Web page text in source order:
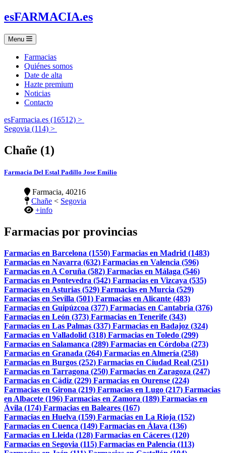
esFARMACIA.es
Menu
Farmacias
Quiénes somos
Date de alta
Hazte premium
Noticias
Contacto
esFarmacia.es (16512) >
Segovia (114) >
Chañe (1)
Farmacia Del Estal Padillo Jose Emilio
Farmacia, 40216
Chañe < Segovia
+info
Farmacias por provincias
Farmacias en Barcelona (1550) Farmacias en Madrid (1483)
Farmacias en Navarra (632) Farmacias en Valencia (596)
Farmacias en A Coruña (582) Farmacias en Málaga (546)
Farmacias en Pontevedra (542) Farmacias en Vizcaya (535)
Farmacias en Asturias (529) Farmacias en Murcia (529)
Farmacias en Sevilla (501) Farmacias en Alicante (483)
Farmacias en Guipúzcoa (377) Farmacias en Cantabria (376)
Farmacias en León (373) Farmacias en Tenerife (343)
Farmacias en Las Palmas (337) Farmacias en Badajoz (324)
Farmacias en Valladolid (318) Farmacias en Toledo (299)
Farmacias en Salamanca (289) Farmacias en Córdoba (273)
Farmacias en Granada (264) Farmacias en Almería (258)
Farmacias en Burgos (252) Farmacias en Ciudad Real (251)
Farmacias en Tarragona (250) Farmacias en Zaragoza (247)
Farmacias en Cádiz (229) Farmacias en Ourense (224)
Farmacias en Girona (219) Farmacias en Lugo (217) Farmacias
en Albacete (196) Farmacias en Zamora (189) Farmacias en
Ávila (174) Farmacias en Baleares (167)
Farmacias en Huelva (159) Farmacias en La Rioja (152)
Farmacias en Cuenca (149) Farmacias en Álava (136)
Farmacias en Lleida (128) Farmacias en Cáceres (120)
Farmacias en Segovia (115) Farmacias en Palencia (113)